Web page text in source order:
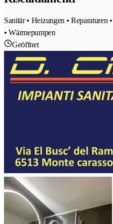
Sanitär • Heizungen • Reparaturen
• Wärmepumpen
Geöffnet